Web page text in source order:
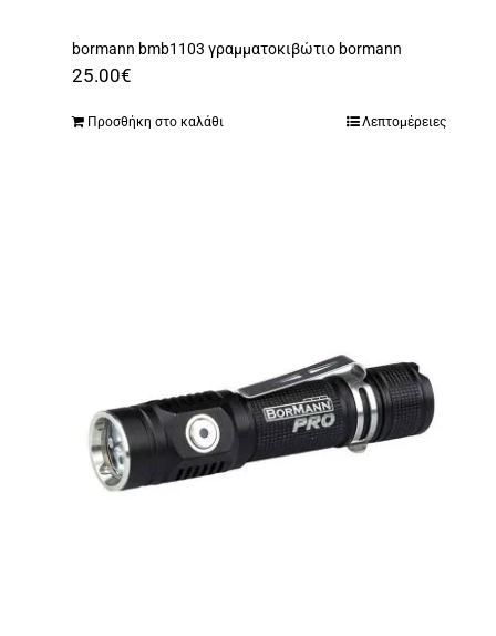
bormann bmb1103 γραμματοκιβώτιο bormann
25.00€
Προσθήκη στο καλάθι Λεπτομέρειες